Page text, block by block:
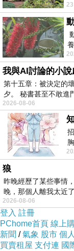
上一篇：柳暗花明
我與AI討論的小說
第十五章：被決定的
夕。 秘書甚至不敢進
2026-08-06
狼
昨晚經歷了某些事情
晚，那個人離我太近
2026-08-06
登入 註冊
PChome首頁 線上
新聞 /氣象 股市 個
買賣租屋 支付連 國